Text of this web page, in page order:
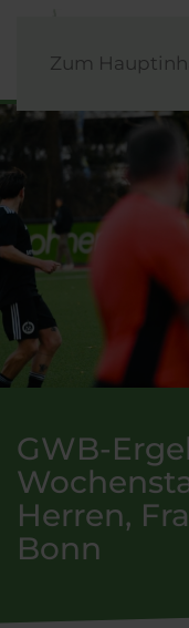
Zum
GWB-
Herren,
Bonn